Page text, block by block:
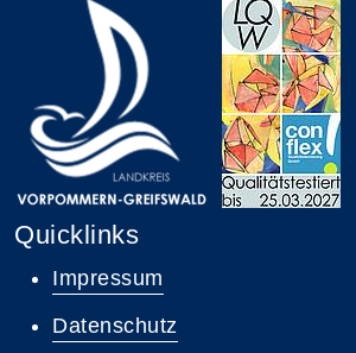
Quicklinks
Impressum
Datenschutz